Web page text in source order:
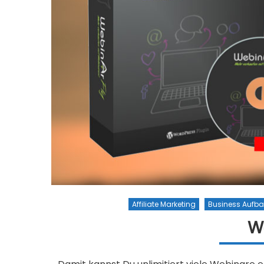
Affiliate Marketing Business